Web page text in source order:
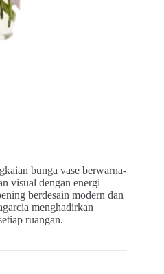
bunga vase berwarna-
visual dengan energi
berdesain modern dan
menghadirkan
ruangan.